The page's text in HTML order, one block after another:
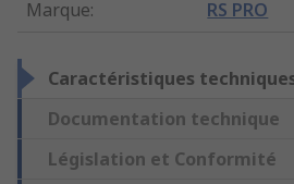
Marque: RS PRO
Caractéristiques
Documentation technique
Législation et Conformité